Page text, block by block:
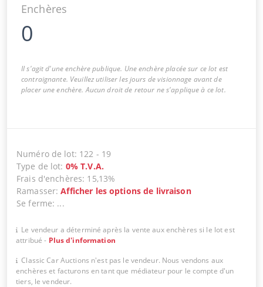
Enchères
0
Il s'agit d'une enchère publique. Une enchère placée sur ce lot est
contraignante. Veuillez utiliser les jours de visionnage avant de
placer une enchère. Aucun droit de retour ne s'applique à ce lot.
Numéro de lot: 122 - 19
Type de lot: 0% T.V.A.
Frais d'enchères: 15,13%
Ramasser:Afficher les options de livraison
Se ferme: ...
Le vendeur a déterminé après la vente aux enchères si le lot est
attribué - Plus d'information
Classic Car Auctions n'est pas le vendeur. Nous vendons aux
enchères et facturons en tant que médiateur pour le compte d'un
tiers, le vendeur.